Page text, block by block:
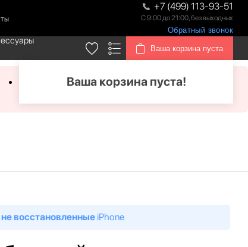
+7 (499) 113-93-51
С 9:00 до 21:00, без выходных
Обратный звонок
Ваша корзина пуста
Ваша корзина пуста!
восстановленныеiPhone